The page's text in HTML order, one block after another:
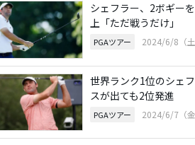
シェフラー、2ボギー
上「ただ戦うだけ」
PGAツアー 2024/6/8（
世界ランク1位のシェ
スが出ても2位発進
PGAツアー 2024/6/7（